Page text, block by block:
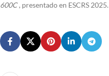
600C, presentado en ESCRS 2025.